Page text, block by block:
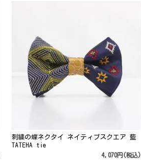
刺繍の蝶ネクタイ ネイティブスクエア 藍
TATEHA tie
4,070円(税込)